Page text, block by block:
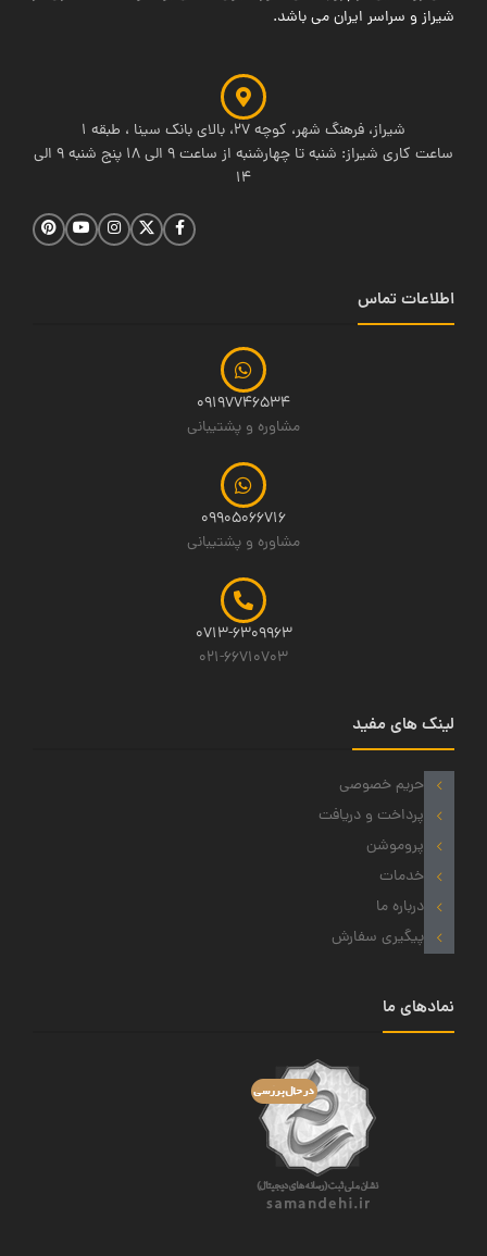
شیراز و سراسر ایران می باشد.
شیراز، فرهنگ شهر، کوچه 27، بالای بانک سینا ، طبقه 1
ساعت کاری شیراز: شنبه تا چهارشنبه از ساعت 9 الی 18 پنج شنبه 9 الی
14
اطلاعات تماس
09197746534
مشاوره و پشتیبانی
09905066716
مشاوره و پشتیبانی
0713-6309963
021-66710703
لینک های مفید
حریم خصوصی
پرداخت و دریافت
پروموشن
خدمات
درباره ما
پیگیری سفارش
نمادهای ما